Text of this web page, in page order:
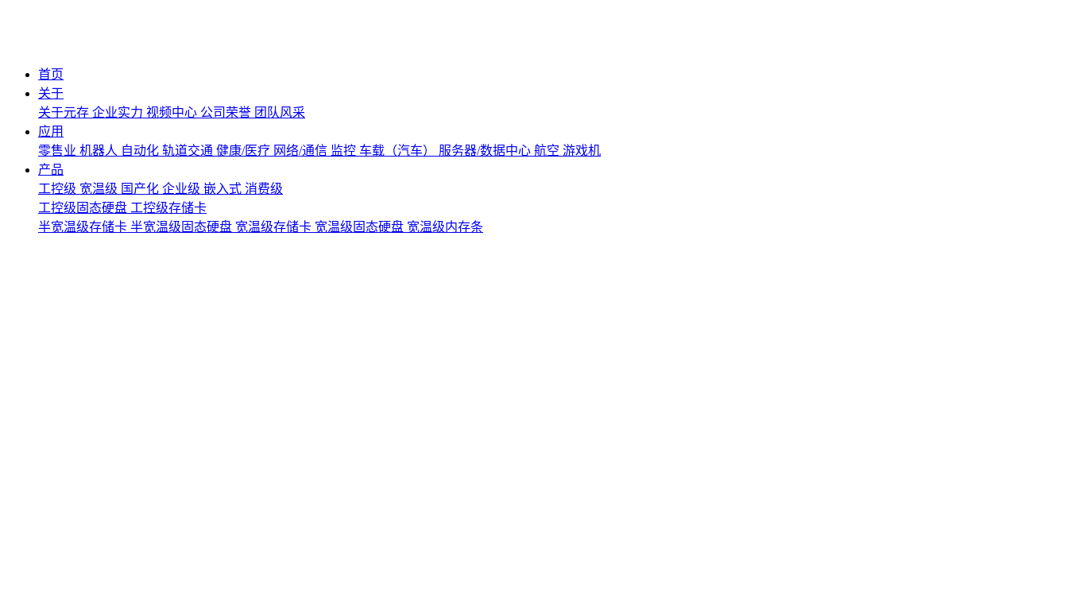
首页
关于
关于元存 企业实力 视频中心 公司荣誉 团队风采
应用
零售业 机器人 自动化 轨道交通 健康/医疗 网络/通信 监控 车载（汽车） 服务器/数据中心 航空 游戏机
产品
工控级 宽温级 国产化 企业级 嵌入式 消费级
工控级固态硬盘 工控级存储卡
半宽温级存储卡 半宽温级固态硬盘 宽温级存储卡 宽温级固态硬盘 宽温级内存条